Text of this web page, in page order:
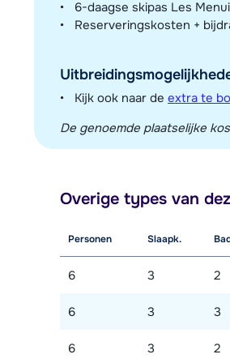
6-daagse skipas Les
Reserveringskosten +
Kijk ook naar de extra te
De genoemde plaatselijke
Overige types van
Personen Slaapk.
6 3 2
6 3 3
6 3 2